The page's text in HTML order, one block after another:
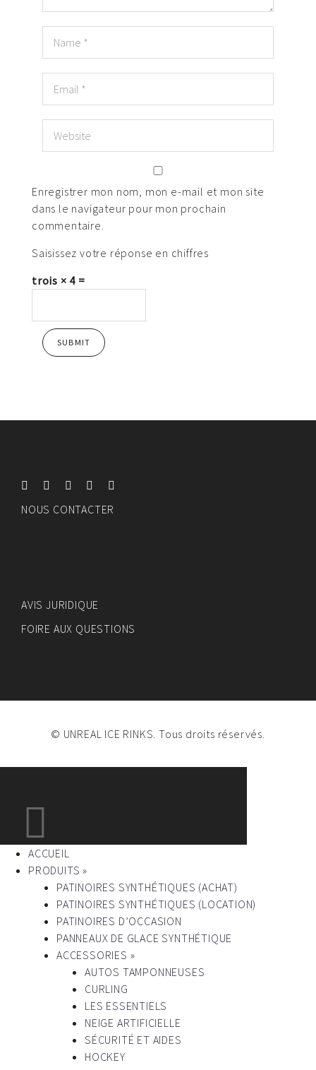
Enregistrer mon nom, mon e-mail et mon site
dans le navigateur pour mon prochain
commentaire.
Saisissez votre réponse en chiffres
trois × 4 =
NOUS CONTACTER
AVIS JURIDIQUE
FOIRE AUX QUESTIONS
© UNREAL ICE RINKS. Tous droits réservés.
ACCUEIL
PRODUITS »
PATINOIRES SYNTHÉTIQUES (ACHAT)
PATINOIRES SYNTHÉTIQUES (LOCATION)
PATINOIRES D’OCCASION
PANNEAUX DE GLACE SYNTHÉTIQUE
ACCESSORIES »
AUTOS TAMPONNEUSES
CURLING
LES ESSENTIELS
NEIGE ARTIFICIELLE
SÉCURITÉ ET AIDES
HOCKEY